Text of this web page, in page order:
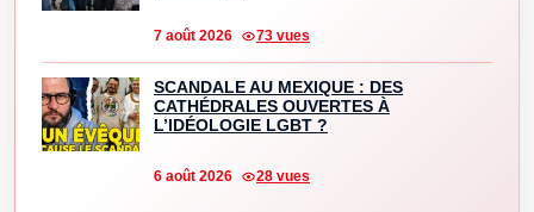
7 août 2026 73 vues
SCANDALE AU MEXIQUE : DES
CATHÉDRALES OUVERTES À
L’IDÉOLOGIE LGBT ?
6 août 2026 28 vues